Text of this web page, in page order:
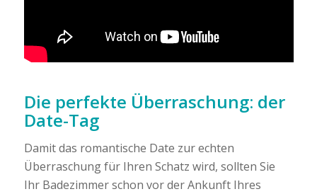
Die perfekte Überraschung: der
Date-Tag
Damit das romantische Date zur echten
Überraschung für Ihren Schatz wird, sollten Sie
Ihr Badezimmer schon vor der Ankunft Ihres